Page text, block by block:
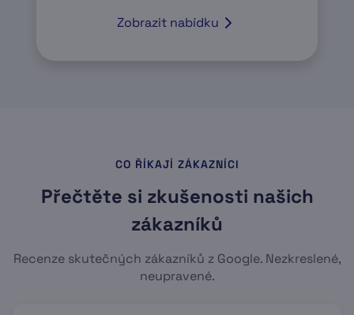
Zobrazit nabídku
CO ŘÍKAJÍ ZÁKAZNÍCI
Přečtěte si zkušenosti našich
zákazníků
Recenze skutečných zákazníků z Google. Nezkreslené,
neupravené.